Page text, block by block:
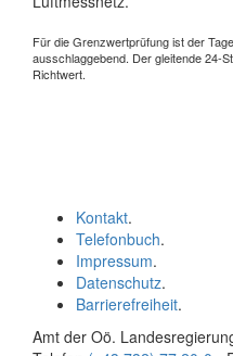
Für die Grenzwertprüfung ist der
ausschlaggebend. Der gleitende 24-
Richtwert.
Kontakt.
Telefonbuch.
Impressum.
Datenschutz.
Barrierefreiheit.
Amt der Oö.